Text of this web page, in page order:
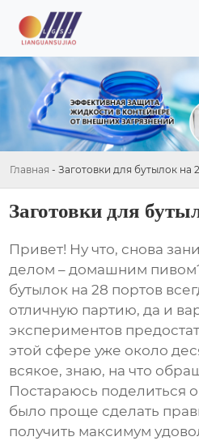
Главная - Заготовки для бутылок на
Заготовки для
Привет! Ну что, снова
делом – домашним
бутылок на 28 портов
отличную партию, да и
экспериментов
этой сфере уже около
всякое, знаю, на что
Постараюсь поделиться
было проще сделать
получить максимум